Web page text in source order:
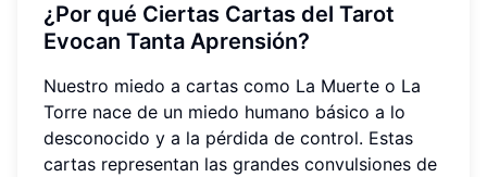
¿Por qué Ciertas Cartas del Tarot
Evocan Tanta Aprensión?
Nuestro miedo a cartas como La Muerte o La
Torre nace de un miedo humano básico a lo
desconocido y a la pérdida de control. Estas
cartas representan las grandes convulsiones de